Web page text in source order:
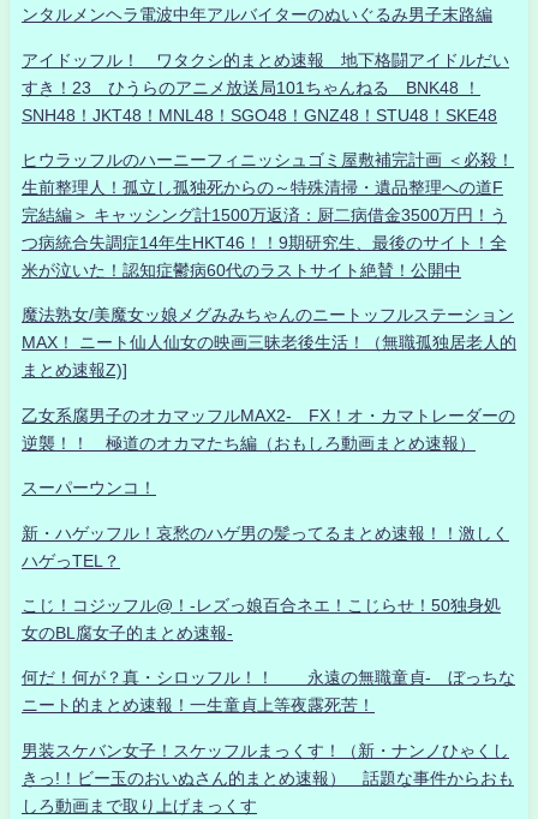
ンタルメンヘラ電波中年アルバイターのぬいぐるみ男子末路編
アイドッフル！ ワタクシ的まとめ速報 地下格闘アイドルだい
すき！23 ひうらのアニメ放送局101ちゃんねる BNK48 ！
SNH48！JKT48！MNL48！SGO48！GNZ48！STU48！SKE48
ヒウラッフルのハーニーフィニッシュゴミ屋敷補完計画 ＜必殺！
生前整理人！孤立し孤独死からの～特殊清掃・遺品整理への道F
完結編＞ キャッシング計1500万返済：厨二病借金3500万円！う
つ病統合失調症14年生HKT46！！9期研究生、最後のサイト！全
米が泣いた！認知症鬱病60代のラストサイト絶賛！公開中
魔法熟女/美魔女ッ娘メグみみちゃんのニートッフルステーション
MAX！ ニート仙人仙女の映画三昧老後生活！（無職孤独居老人的
まとめ速報Z)]
乙女系腐男子のオカマッフルMAX2- FX！オ・カマトレーダーの
逆襲！！ 極道のオカマたち編（おもしろ動画まとめ速報）
スーパーウンコ！
新・ハゲッフル！哀愁のハゲ男の髪ってるまとめ速報！！激しく
ハゲっTEL？
こじ！コジッフル@！-レズっ娘百合ネエ！こじらせ！50独身処
女のBL腐女子的まとめ速報-
何だ！何が？真・シロッフル！！ 永遠の無職童貞- ぼっちな
ニート的まとめ速報！一生童貞上等夜露死苦！
男装スケバン女子！スケッフルまっくす！（新・ナンノひゃくし
きっ!！ビー玉のおいぬさん的まとめ速報） 話題な事件からおも
しろ動画まで取り上げまっくす